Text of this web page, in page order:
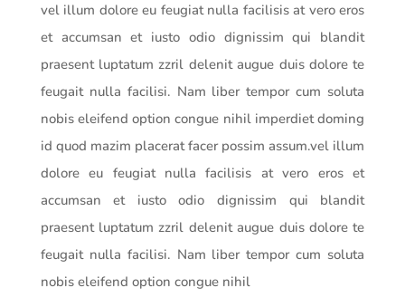
vel illum dolore eu feugiat nulla facilisis at vero eros
et accumsan et iusto odio dignissim qui blandit
praesent luptatum zzril delenit augue duis dolore te
feugait nulla facilisi. Nam liber tempor cum soluta
nobis eleifend option congue nihil imperdiet doming
id quod mazim placerat facer possim assum.vel illum
dolore eu feugiat nulla facilisis at vero eros et
accumsan et iusto odio dignissim qui blandit
praesent luptatum zzril delenit augue duis dolore te
feugait nulla facilisi. Nam liber tempor cum soluta
nobis eleifend option congue nihil